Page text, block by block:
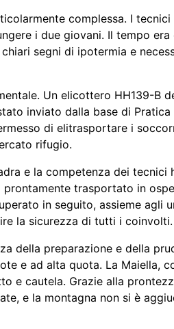
complessa. I
i due giovani. Il tempo
segni di ipotermia e
Un elicottero HH139-B
inviato dalla base di Pratica
di elitrasportare i
rifugio.
e la competenza dei tecnici
trasportato in
in seguito, assieme agli
la sicurezza di tutti i coinvolti.
della preparazione e della
e ad alta quota. La Maiella,
e cautela. Grazie alla
e la montagna non si è